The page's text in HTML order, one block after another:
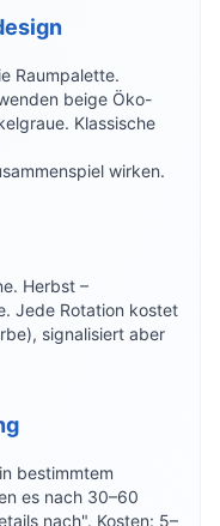
Raumpalette.
beige Öko-
Klassische
wirken.
Herbst –
Jede Rotation kostet
signalisiert aber
bestimmtem
es nach 30–60
nach". Kosten: 5–